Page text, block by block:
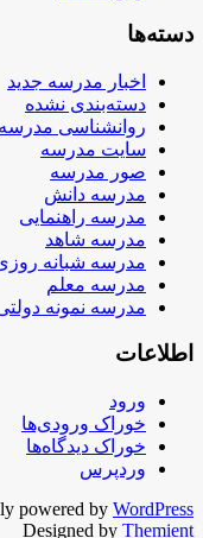
دسته‌ها
اخبار مدرسه جدید
دسته‌بندی نشده
روانشناسی مدرسه
سایت مدرسه
صور مدرسه
مدرسه دانش
مدرسه راهنمایی
مدرسه شاهد
مدرسه شبانه
مدرسه معلم
مدرسه نمونه
اطلاعات
ورود
خوراک ورودی‌ها
خوراک دیدگاه‌ها
وردپرس
powered by WordPress
Designed by Themient